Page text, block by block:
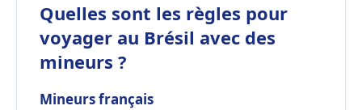
Quelles sont les règles pour
voyager au Brésil avec des
mineurs ?
Mineurs français